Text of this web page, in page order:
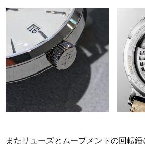
またリューズとムーブメントの回転